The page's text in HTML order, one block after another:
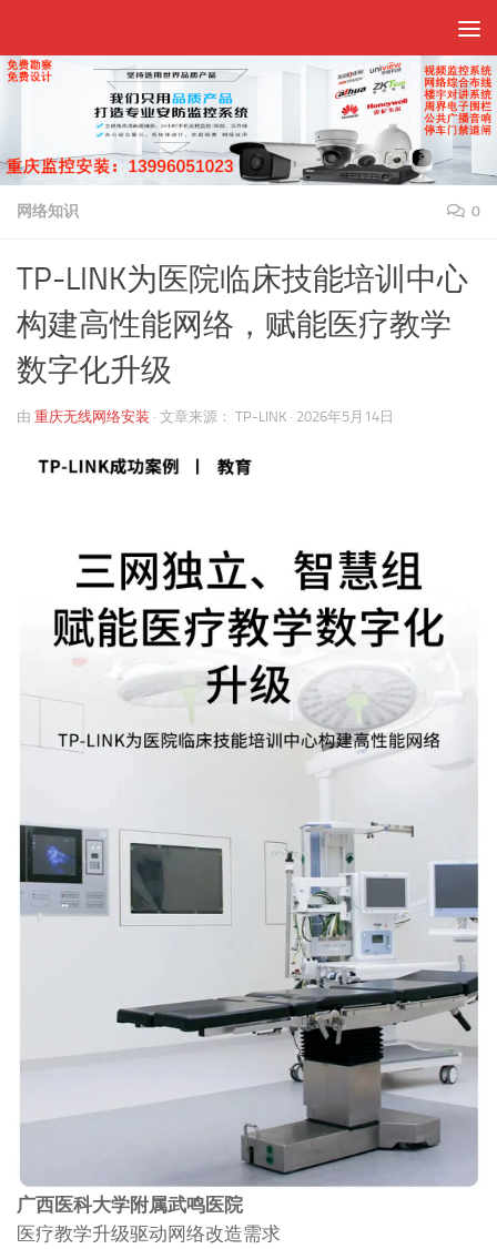
网络知识 0
TP-LINK为医院临床技能培训中心
构建高性能网络，赋能医疗教学
数字化升级
由 重庆无线网络安装 · 文章来源： TP-LINK · 2026年5月14日
广西医科大学附属武鸣医院
医疗教学升级驱动网络改造需求